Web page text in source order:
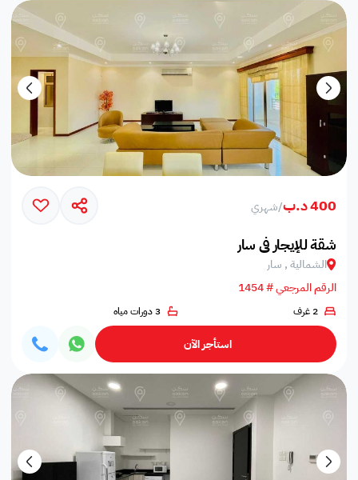
400 د.ب /شهري
شقة للإيجار في سار
الشمالية , سار
الرقم المرجعي # 1454
2 غرف 3 دورات مياه
استأجر الآن